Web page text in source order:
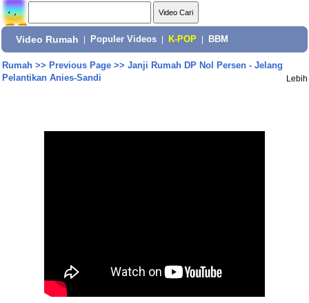
Video Rumah Populer Videos K-POP BBM
Rumah>> Previous Page>> Janji Rumah DP Nol Persen - Jelang
Pelantikan Anies-Sandi
Lebih